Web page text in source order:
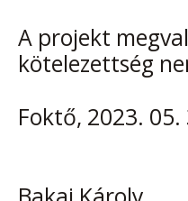
A projekt
kötelezettség
Foktő, 2023. 05.